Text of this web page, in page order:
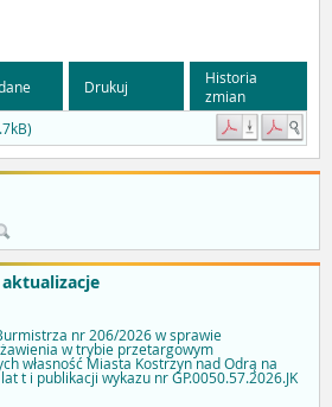
nr 206/2026 w sprawie
w trybie przetargowym
własność Miasta Kostrzyn nad Odrą na
t i publikacji wykazu nr GP.0050.57.2026.JK
Drukuj
Historia
zmian